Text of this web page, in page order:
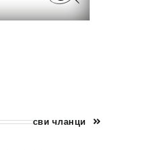
сви чланци